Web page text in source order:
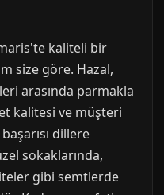
kaliteli bir
size göre. Hazal,
arasında parmakla
kalitesi ve müşteri
dillere
sokaklarında,
gibi semtlerde